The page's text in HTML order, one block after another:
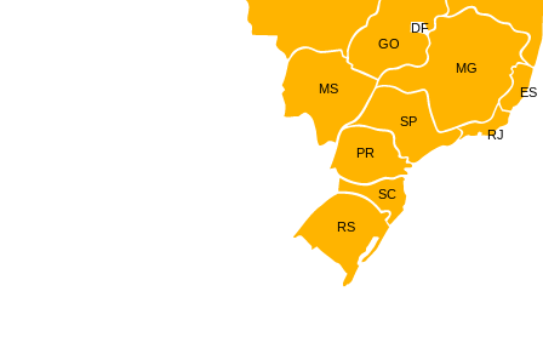
RJ
RS
SC
PR
SP
MS
GO
MG
ES
DF